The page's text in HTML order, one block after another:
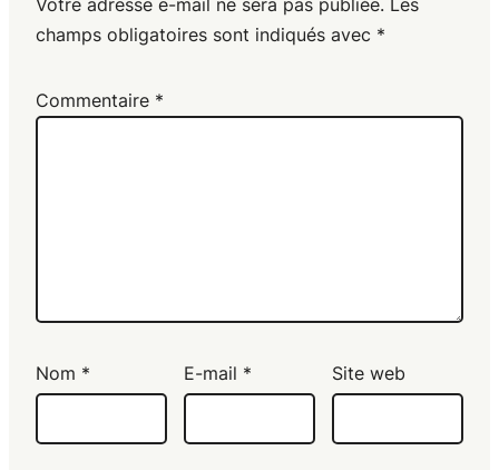
Votre adresse e-mail ne sera pas publiée. Les
champs obligatoires sont indiqués avec *
Commentaire *
Nom * E-mail * Site web